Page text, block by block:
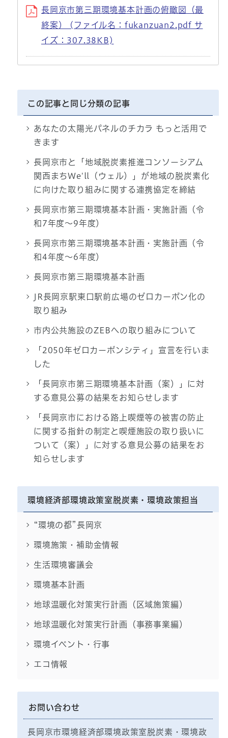
長岡京市第三期環境基本計画の俯瞰図（最
終案） (ファイル名：fukanzuan2.pdf サ
イズ：307.38KB)
この記事と同じ分類の記事
あなたの太陽光パネルのチカラ もっと活用で
きます
長岡京市と「地域脱炭素推進コンソーシアム
関西まちWe'll（ウェル）」が地域の脱炭素化
に向けた取り組みに関する連携協定を締結
長岡京市第三期環境基本計画・実施計画（令
和7年度～9年度）
長岡京市第三期環境基本計画・実施計画（令
和4年度～6年度）
長岡京市第三期環境基本計画
JR長岡京駅東口駅前広場のゼロカーボン化の
取り組み
市内公共施設のZEBへの取り組みについて
「2050年ゼロカーボンシティ」宣言を行いま
した
「長岡京市第三期環境基本計画（案）」に対
する意見公募の結果をお知らせします
「長岡京市における路上喫煙等の被害の防止
に関する指針の制定と喫煙施設の取り扱いに
ついて（案）」に対する意見公募の結果をお
知らせします
環境経済部環境政策室脱炭素・環境政策担当
“環境の都”長岡京
環境施策・補助金情報
生活環境審議会
環境基本計画
地球温暖化対策実行計画（区域施策編）
地球温暖化対策実行計画（事務事業編）
環境イベント・行事
エコ情報
お問い合わせ
長岡京市環境経済部環境政策室脱炭素・環境政